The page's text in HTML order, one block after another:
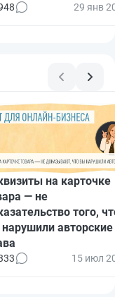
и
29 янв
на карточке
— не
того,
авторские
15 июл